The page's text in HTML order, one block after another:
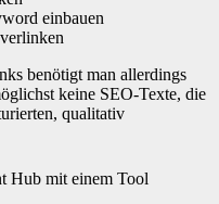
einbauen
benötigt man allerdings
keine SEO-Texte, die
qualitativ